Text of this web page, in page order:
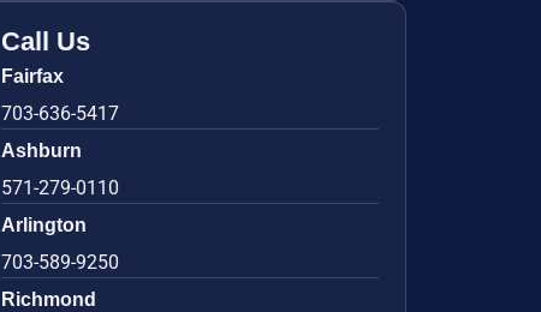
Call Us
Fairfax
703-636-5417
Ashburn
571-279-0110
Arlington
703-589-9250
Richmond